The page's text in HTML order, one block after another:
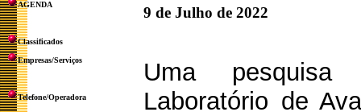
AGENDA
Classificados
Empresas/Serviços
Telefone/Operadora
9 de Julho de 2022
Uma pesquisa
Laboratório de